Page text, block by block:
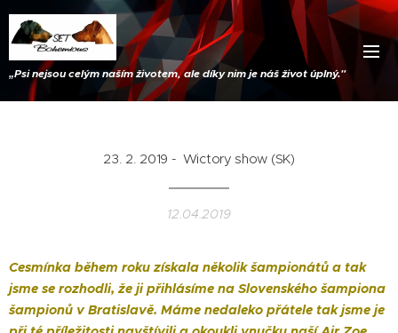
„Psi nejsou celým naším životem, ale díky nim je náš život úplný."
23. 2. 2019 - Wictory show (SK)
12.04.2019
Cesmínka během roku získala několik šampionátů a tak
jsme se rozhodli, že ji přihlásíme na Slovenského šampiona
šampionů v Bratislavě. Máme nedaleko přátele tak jsme je